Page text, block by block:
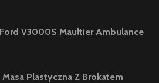
V3000S Maultier Ambulance
Plastyczna Z Brokatem